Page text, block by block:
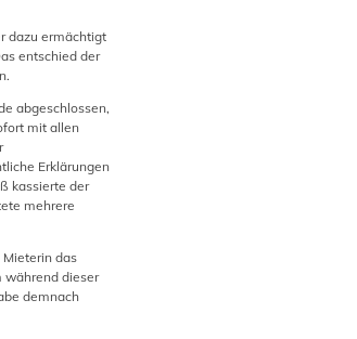
dazu ermächtigt
entschied der
abgeschlossen,
mit allen
Erklärungen
kassierte der
mehrere
Mieterin das
während dieser
demnach